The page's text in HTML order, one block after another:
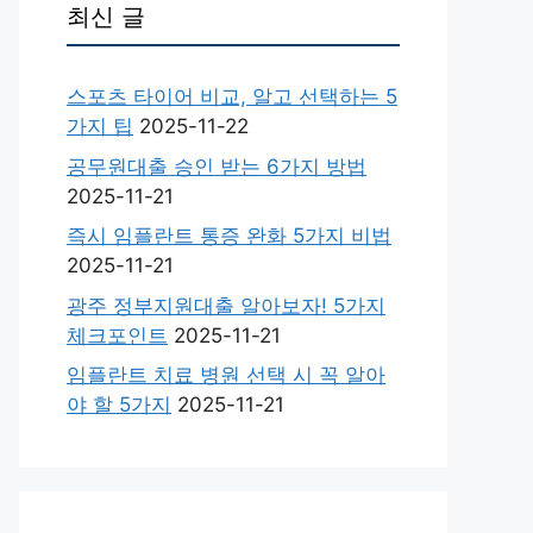
최신 글
스포츠 타이어 비교, 알고 선택하는 5
가지 팁 2025-11-22
공무원대출 승인 받는 6가지 방법
2025-11-21
즉시 임플란트 통증 완화 5가지 비법
2025-11-21
광주 정부지원대출 알아보자! 5가지
체크포인트 2025-11-21
임플란트 치료 병원 선택 시 꼭 알아
야 할 5가지 2025-11-21